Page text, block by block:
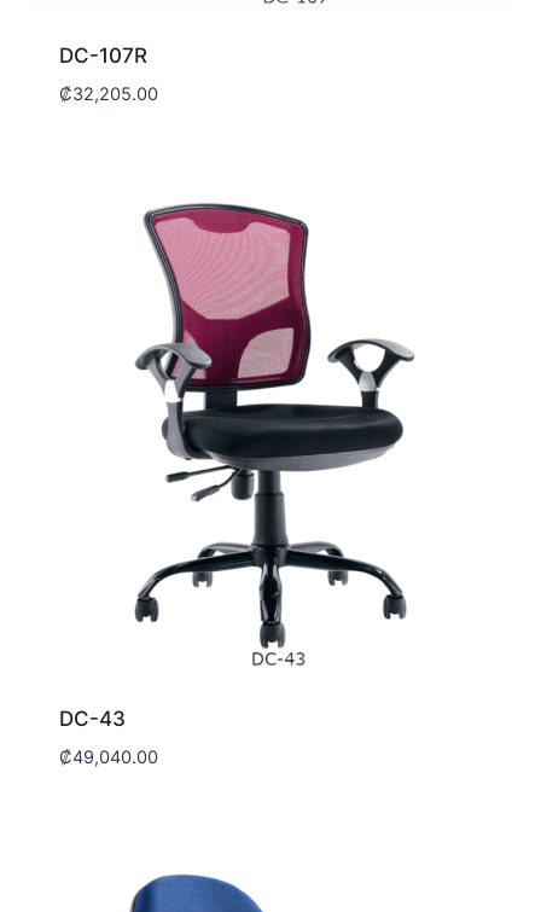
DC-107R
₡32,205.00
DC-43
₡49,040.00